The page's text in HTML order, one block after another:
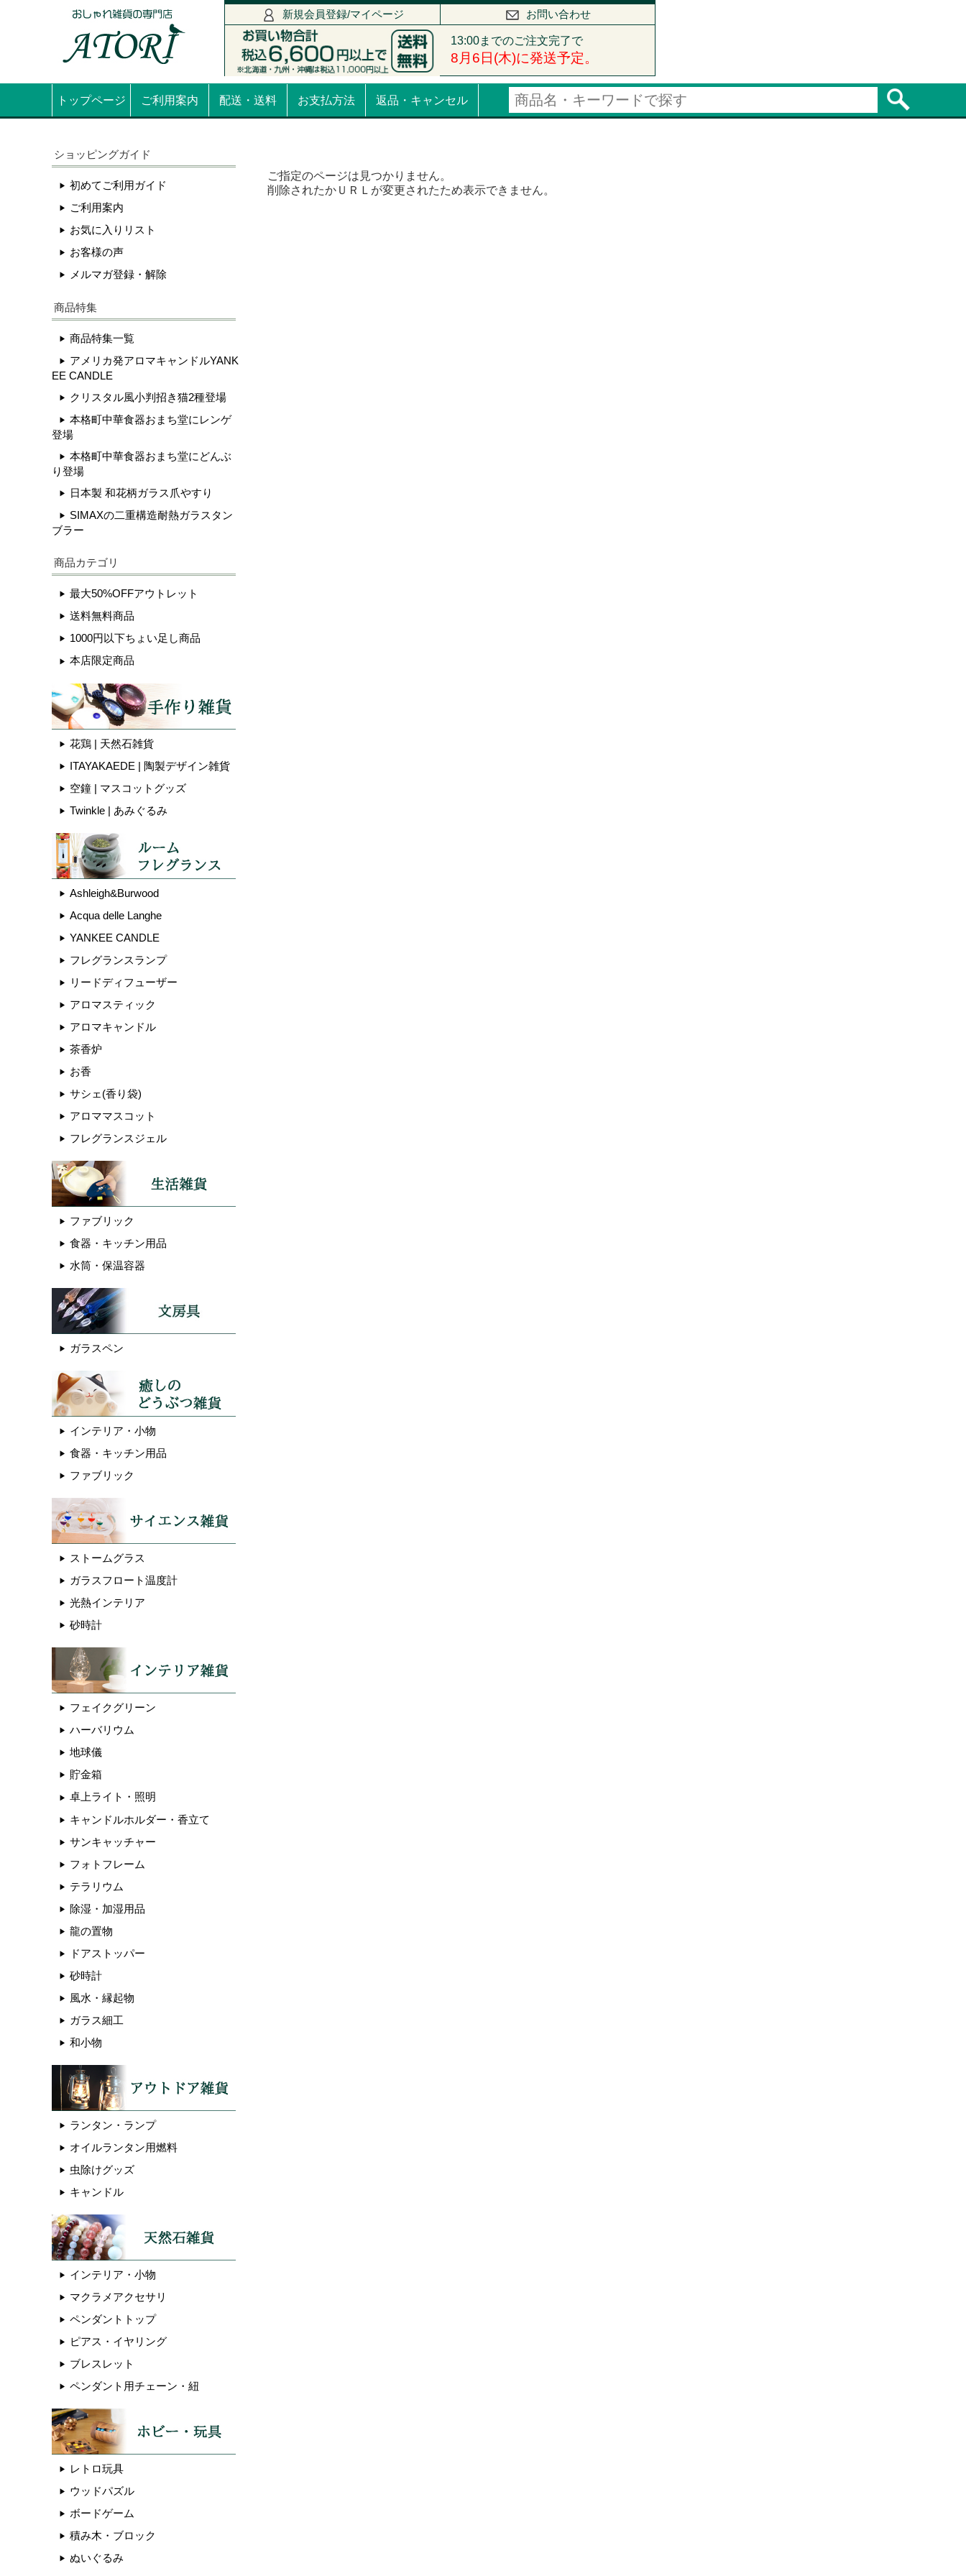
新規会員登録/マイページ お問い合わせ
トップページ ご利用案内 配送・送料 お支払方法 返品・キャンセル
ご指定のページは見つかりません。
削除されたかＵＲＬが変更されたため表示できません。
ショッピングガイド
初めてご利用ガイド
ご利用案内
お気に入りリスト
お客様の声
メルマガ登録・解除
商品特集
商品特集一覧
アメリカ発アロマキャンドルYANK
EE CANDLE
クリスタル風小判招き猫2種登場
本格町中華食器おまち堂にレンゲ
登場
本格町中華食器おまち堂にどんぶ
り登場
日本製 和花柄ガラス爪やすり
SIMAXの二重構造耐熱ガラスタン
ブラー
商品カテゴリ
最大50%OFFアウトレット
送料無料商品
1000円以下ちょい足し商品
本店限定商品
花鶏 | 天然石雑貨
ITAYAKAEDE | 陶製デザイン雑貨
空鐘 | マスコットグッズ
Twinkle | あみぐるみ
Ashleigh&Burwood
Acqua delle Langhe
YANKEE CANDLE
フレグランスランプ
リードディフューザー
アロマスティック
アロマキャンドル
茶香炉
お香
サシェ(香り袋)
アロママスコット
フレグランスジェル
ファブリック
食器・キッチン用品
水筒・保温容器
ガラスペン
インテリア・小物
食器・キッチン用品
ファブリック
ストームグラス
ガラスフロート温度計
光熱インテリア
砂時計
フェイクグリーン
ハーバリウム
地球儀
貯金箱
卓上ライト・照明
キャンドルホルダー・香立て
サンキャッチャー
フォトフレーム
テラリウム
除湿・加湿用品
龍の置物
ドアストッパー
砂時計
風水・縁起物
ガラス細工
和小物
ランタン・ランプ
オイルランタン用燃料
虫除けグッズ
キャンドル
インテリア・小物
マクラメアクセサリ
ペンダントトップ
ピアス・イヤリング
ブレスレット
ペンダント用チェーン・紐
レトロ玩具
ウッドパズル
ボードゲーム
積み木・ブロック
ぬいぐるみ